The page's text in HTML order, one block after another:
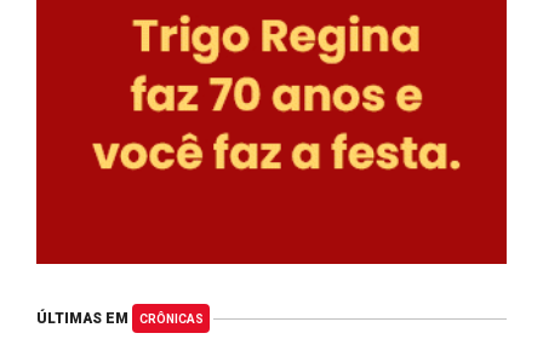
ÚLTIMAS EM CRÔNICAS